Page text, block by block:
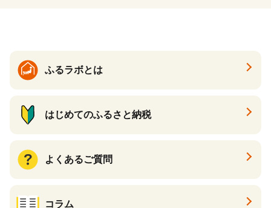
ふるラボとは
はじめてのふるさと納税
よくあるご質問
コラム